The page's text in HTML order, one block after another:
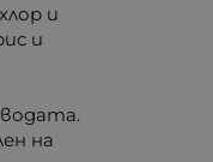
и
и
на